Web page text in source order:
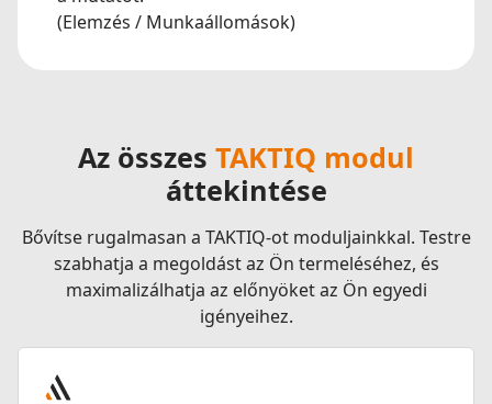
(Elemzés / Munkaállomások)
Az összes TAKTIQ modul
áttekintése
Bővítse rugalmasan a TAKTIQ-ot moduljainkkal. Testre
szabhatja a megoldást az Ön termeléséhez, és
maximalizálhatja az előnyöket az Ön egyedi
igényeihez.